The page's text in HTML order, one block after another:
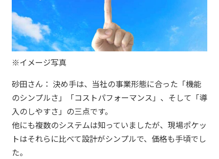
※イメージ写真
砂田さん： 決め手は、当社の事業形態に合った「機能
のシンプルさ」「コストパフォーマンス」、そして「導
入のしやすさ」の三点です。
他にも複数のシステムは知っていましたが、現場ポケッ
トはそれらに比べて設計がシンプルで、価格も手頃でし
た。